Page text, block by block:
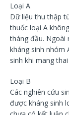
Loại A
Dữ liệu thu thập
thuốc loại A
tháng đầu. Ngoài
kháng sinh nhóm
sinh khi mang
Loại B
Các nghiên cứu
được kháng sinh